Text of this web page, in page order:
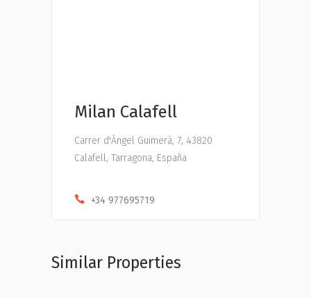
Milan Calafell
Carrer d'Àngel Guimerà, 7, 43820
Calafell, Tarragona, España
+34 977695719
Similar Properties